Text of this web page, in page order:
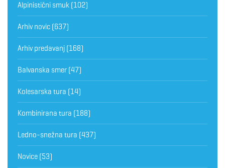
Alpinistični smuk (102)
Arhiv novic (637)
Arhiv predavanj (168)
Balvanska smer (47)
Kolesarska tura (14)
Kombinirana tura (188)
Ledno-snežna tura (437)
Novice (53)